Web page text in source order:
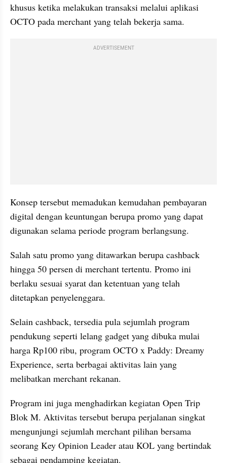
khusus ketika melakukan transaksi melalui aplikasi
OCTO pada merchant yang telah bekerja sama.
ADVERTISEMENT
Konsep tersebut memadukan kemudahan pembayaran
digital dengan keuntungan berupa promo yang dapat
digunakan selama periode program berlangsung.
Salah satu promo yang ditawarkan berupa cashback
hingga 50 persen di merchant tertentu. Promo ini
berlaku sesuai syarat dan ketentuan yang telah
ditetapkan penyelenggara.
Selain cashback, tersedia pula sejumlah program
pendukung seperti lelang gadget yang dibuka mulai
harga Rp100 ribu, program OCTO x Paddy: Dreamy
Experience, serta berbagai aktivitas lain yang
melibatkan merchant rekanan.
Program ini juga menghadirkan kegiatan Open Trip
Blok M. Aktivitas tersebut berupa perjalanan singkat
mengunjungi sejumlah merchant pilihan bersama
seorang Key Opinion Leader atau KOL yang bertindak
sebagai pendamping kegiatan.